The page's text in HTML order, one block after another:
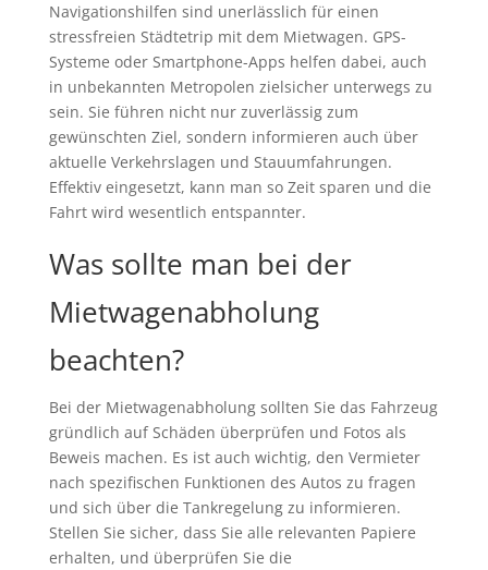
Navigationshilfen sind unerlässlich für einen
stressfreien Städtetrip mit dem Mietwagen. GPS-
Systeme oder Smartphone-Apps helfen dabei, auch
in unbekannten Metropolen zielsicher unterwegs zu
sein. Sie führen nicht nur zuverlässig zum
gewünschten Ziel, sondern informieren auch über
aktuelle Verkehrslagen und Stauumfahrungen.
Effektiv eingesetzt, kann man so Zeit sparen und die
Fahrt wird wesentlich entspannter.
Was sollte man bei der
Mietwagenabholung
beachten?
Bei der Mietwagenabholung sollten Sie das Fahrzeug
gründlich auf Schäden überprüfen und Fotos als
Beweis machen. Es ist auch wichtig, den Vermieter
nach spezifischen Funktionen des Autos zu fragen
und sich über die Tankregelung zu informieren.
Stellen Sie sicher, dass Sie alle relevanten Papiere
erhalten, und überprüfen Sie die